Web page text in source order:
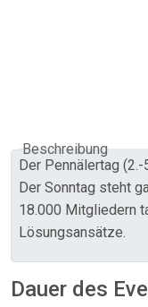
Beschreibung
Der Pennälertag
Der Sonntag steht
18.000 Mitgliedern
Lösungsansätze.
Dauer des